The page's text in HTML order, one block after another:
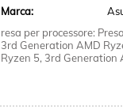
Marca:
resa per processore:
3rd Generation AMD
Ryzen 5, 3rd Generation